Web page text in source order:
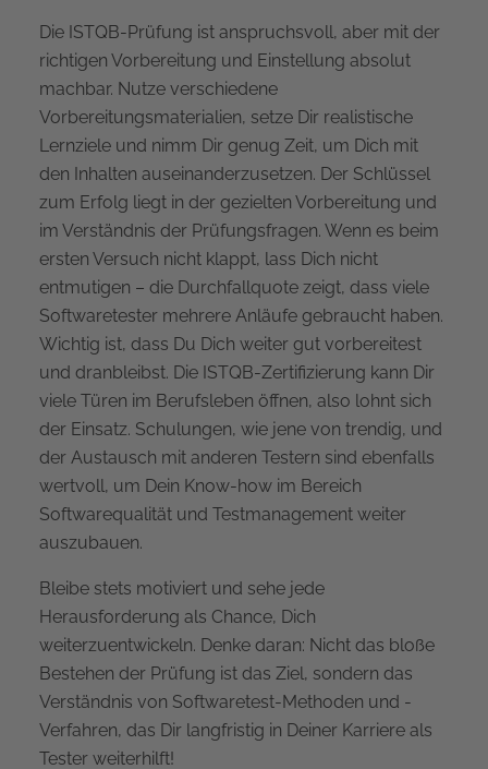
Die ISTQB-Prüfung ist anspruchsvoll, aber mit der
richtigen Vorbereitung und Einstellung absolut
machbar. Nutze verschiedene
Vorbereitungsmaterialien, setze Dir realistische
Lernziele und nimm Dir genug Zeit, um Dich mit
den Inhalten auseinanderzusetzen. Der Schlüssel
zum Erfolg liegt in der gezielten Vorbereitung und
im Verständnis der Prüfungsfragen. Wenn es beim
ersten Versuch nicht klappt, lass Dich nicht
entmutigen – die Durchfallquote zeigt, dass viele
Softwaretester mehrere Anläufe gebraucht haben.
Wichtig ist, dass Du Dich weiter gut vorbereitest
und dranbleibst. Die ISTQB-Zertifizierung kann Dir
viele Türen im Berufsleben öffnen, also lohnt sich
der Einsatz. Schulungen, wie jene von trendig, und
der Austausch mit anderen Testern sind ebenfalls
wertvoll, um Dein Know-how im Bereich
Softwarequalität und Testmanagement weiter
auszubauen.
Bleibe stets motiviert und sehe jede
Herausforderung als Chance, Dich
weiterzuentwickeln. Denke daran: Nicht das bloße
Bestehen der Prüfung ist das Ziel, sondern das
Verständnis von Softwaretest-Methoden und -
Verfahren, das Dir langfristig in Deiner Karriere als
Tester weiterhilft!